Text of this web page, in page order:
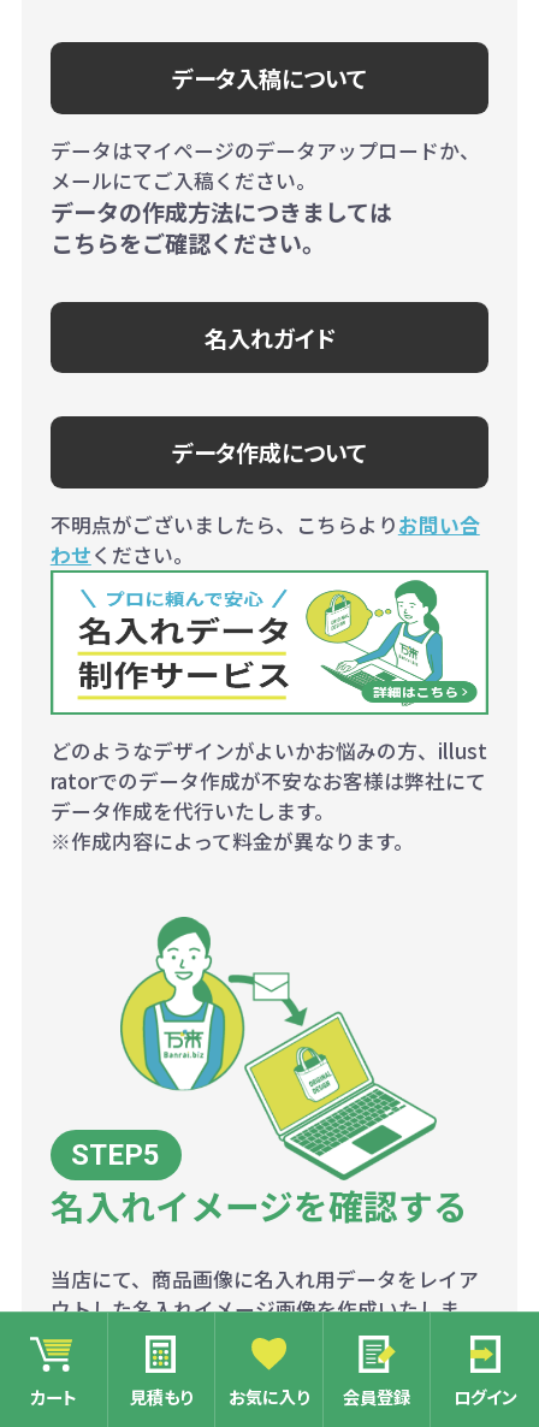
カート 見積もり お気に入り 会員登録 ログイン
データ入稿について
データはマイページのデータアップロードか、
メールにてご入稿ください。
データの作成方法につきましては
こちらをご確認ください。
名入れガイド
データ作成について
不明点がございましたら、こちらよりお問い合
わせください。
どのようなデザインがよいかお悩みの方、illust
ratorでのデータ作成が不安なお客様は弊社にて
データ作成を代行いたします。
※作成内容によって料金が異なります。
名入れイメージを確認する
当店にて、商品画像に名入れ用データをレイア
ウトした名入れイメージ画像を作成いたしま
す。
マイページのデータ確認またはメールにてお受
け取りください。